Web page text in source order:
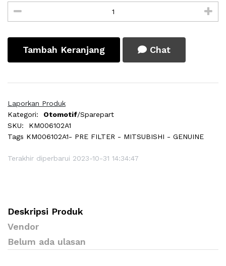
Tambah Keranjang Chat
Laporkan Produk
Kategori:
Otomotif/Sparepart
SKU:
KM006102A1
Tags KM006102A1- PRE FILTER - MITSUBISHI - GENUINE
Terakhir diperbarui 2023-10-31 14:34:47
Deskripsi Produk
Vendor
Belum ada ulasan